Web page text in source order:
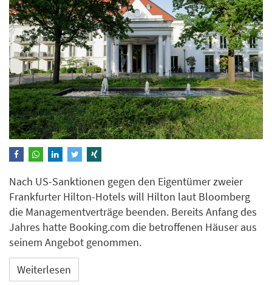
Nach US-Sanktionen gegen den Eigentümer zweier
Frankfurter Hilton-Hotels will Hilton laut Bloomberg
die Managementverträge beenden. Bereits Anfang des
Jahres hatte Booking.com die betroffenen Häuser aus
seinem Angebot genommen.
Weiterlesen